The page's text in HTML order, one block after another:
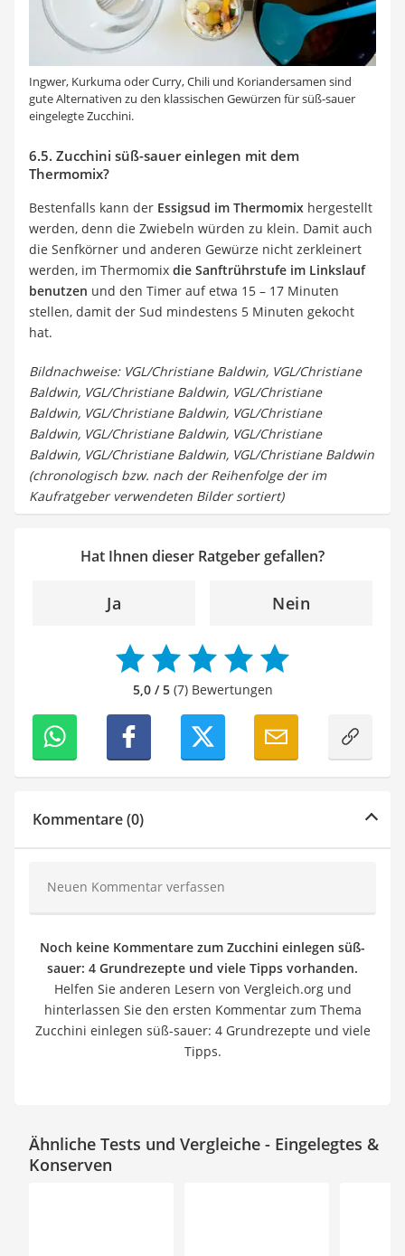
Ingwer, Kurkuma oder Curry, Chili und Koriandersamen sind
gute Alternativen zu den klassischen Gewürzen für süß-sauer
eingelegte Zucchini.
6.5. Zucchini süß-sauer einlegen mit dem
Thermomix?
Bestenfalls kann der Essigsud im Thermomix hergestellt
werden, denn die Zwiebeln würden zu klein. Damit auch
die Senfkörner und anderen Gewürze nicht zerkleinert
werden, im Thermomix die Sanftrührstufe im Linkslauf
benutzen und den Timer auf etwa 15 – 17 Minuten
stellen, damit der Sud mindestens 5 Minuten gekocht
hat.
Bildnachweise: VGL/Christiane Baldwin, VGL/Christiane
Baldwin, VGL/Christiane Baldwin, VGL/Christiane
Baldwin, VGL/Christiane Baldwin, VGL/Christiane
Baldwin, VGL/Christiane Baldwin, VGL/Christiane
Baldwin, VGL/Christiane Baldwin, VGL/Christiane Baldwin
(chronologisch bzw. nach der Reihenfolge der im
Kaufratgeber verwendeten Bilder sortiert)
Hat Ihnen dieser Ratgeber gefallen?
Ja Nein
5,0 / 5(7) Bewertungen
Kommentare (0)
Neuen Kommentar verfassen
Noch keine Kommentare zum Zucchini einlegen süß-
sauer: 4 Grundrezepte und viele Tipps vorhanden.
Helfen Sie anderen Lesern von Vergleich.org und
hinterlassen Sie den ersten Kommentar zum Thema
Zucchini einlegen süß-sauer: 4 Grundrezepte und viele
Tipps.
Ähnliche Tests und Vergleiche - Eingelegtes &
Konserven